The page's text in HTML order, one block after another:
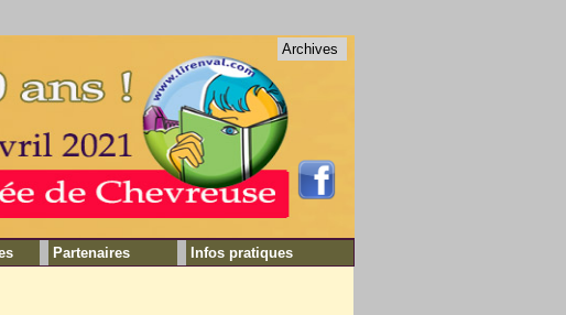
Partenaires Infos pratiques
Archives